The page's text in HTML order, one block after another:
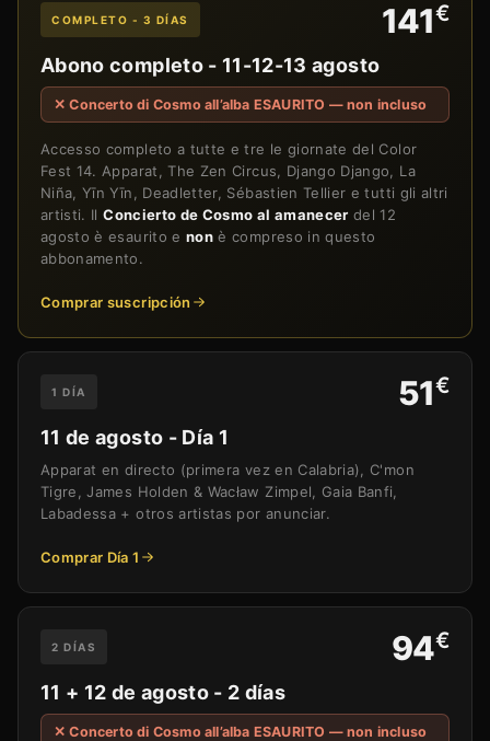
COMPLETO - 3 DÍAS 141€
Abono completo - 11-12-13 agosto
✕ Concerto di Cosmo all’alba ESAURITO — non incluso
Accesso completo a tutte e tre le giornate del Color
Fest 14. Apparat, The Zen Circus, Django Django, La
Niña, Yīn Yīn, Deadletter, Sébastien Tellier e tutti gli altri
artisti. IlConcierto de Cosmo al amanecer del 12
agosto è esaurito e non è compreso in questo
abbonamento.
Comprar suscripción
1 DÍA 51€
11 de agosto - Día 1
Apparat en directo (primera vez en Calabria), C'mon
Tigre, James Holden & Wacław Zimpel, Gaia Banfi,
Labadessa + otros artistas por anunciar.
Comprar Día 1
2 DÍAS 94€
11 + 12 de agosto - 2 días
✕ Concerto di Cosmo all’alba ESAURITO — non incluso